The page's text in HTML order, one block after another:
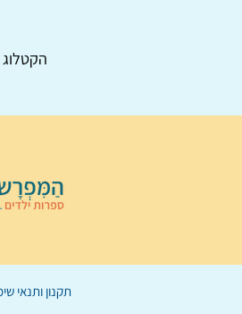
תקנון ותנאי